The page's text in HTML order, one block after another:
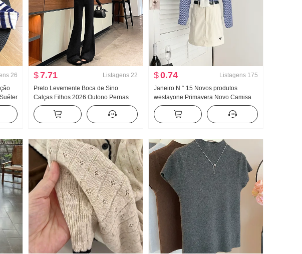
26
Polo
$7.71 Listagens 22
Preto Levemente Boca de Sino
Calças Filhos 2026 Outono Pernas
bonitas Deus Calças Cintura alta
Supermodelo Calças Ajustado
Elasticidade Casual Boca de sino
$0.74 Listagens 175
Janeiro N ° 15 Novos produtos
westayone Primavera Novo Camisa
feminino Design Sentido Han
Departamento Commuting Versátil
Camisa